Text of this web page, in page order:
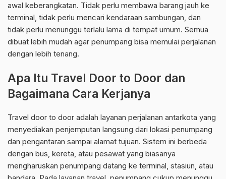
awal keberangkatan. Tidak perlu membawa barang jauh ke
terminal, tidak perlu mencari kendaraan sambungan, dan
tidak perlu menunggu terlalu lama di tempat umum. Semua
dibuat lebih mudah agar penumpang bisa memulai perjalanan
dengan lebih tenang.
Apa Itu Travel Door to Door dan
Bagaimana Cara Kerjanya
Travel door to door adalah layanan perjalanan antarkota yang
menyediakan penjemputan langsung dari lokasi penumpang
dan pengantaran sampai alamat tujuan. Sistem ini berbeda
dengan bus, kereta, atau pesawat yang biasanya
mengharuskan penumpang datang ke terminal, stasiun, atau